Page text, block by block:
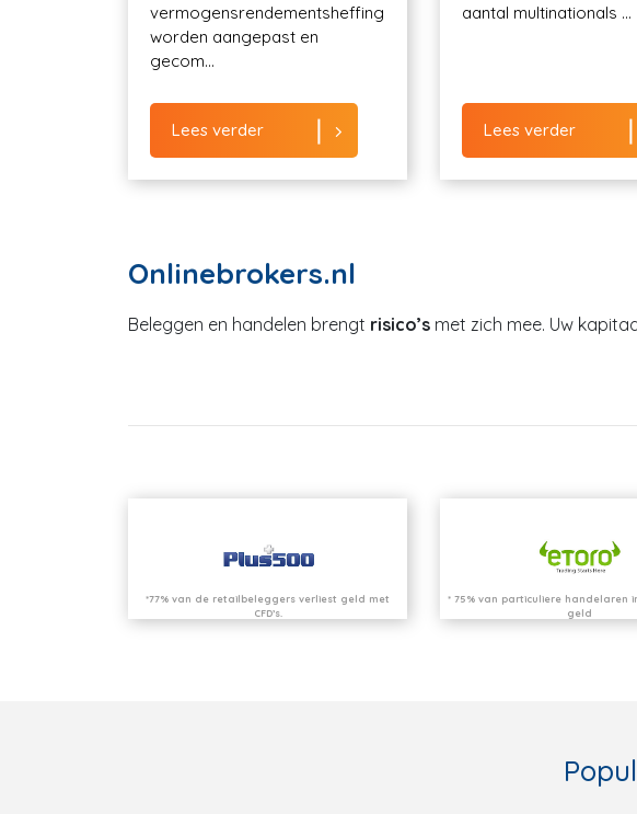
vermogensrendementsheffing
worden aangepast en
gecom...
Lees verder
aantal multinationals ...
Lees verder
Onlinebrokers.nl
Beleggen en handelen brengt risico’s met zich mee. Uw
*77% van de retailbeleggers verliest geld met
CFD’s.
* 75% van particuliere handelaren
geld